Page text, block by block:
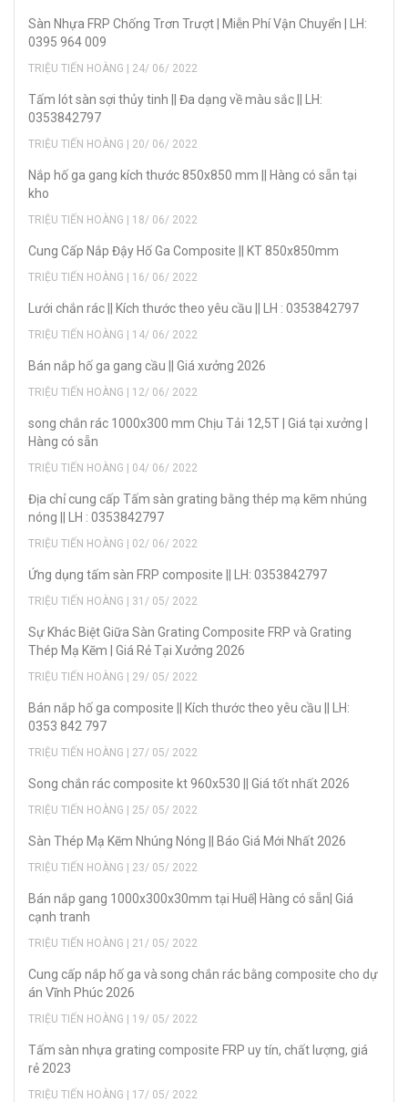
Sàn Nhựa FRP Chống Trơn Trượt | Miễn Phí Vận Chuyển | LH:
0395 964 009
TRIỆU TIẾN HOÀNG | 24/ 06/ 2022
Tấm lót sàn sợi thủy tinh || Đa dạng về màu sắc || LH:
0353842797
TRIỆU TIẾN HOÀNG | 20/ 06/ 2022
Nắp hố ga gang kích thước 850x850 mm || Hàng có sẵn tại
kho
TRIỆU TIẾN HOÀNG | 18/ 06/ 2022
Cung Cấp Nắp Đậy Hố Ga Composite || KT 850x850mm
TRIỆU TIẾN HOÀNG | 16/ 06/ 2022
Lưới chắn rác || Kích thước theo yêu cầu || LH : 0353842797
TRIỆU TIẾN HOÀNG | 14/ 06/ 2022
Bán nắp hố ga gang cầu || Giá xưởng 2026
TRIỆU TIẾN HOÀNG | 12/ 06/ 2022
song chắn rác 1000x300 mm Chịu Tải 12,5T | Giá tại xưởng |
Hàng có sẵn
TRIỆU TIẾN HOÀNG | 04/ 06/ 2022
Địa chỉ cung cấp Tấm sàn grating bằng thép mạ kẽm nhúng
nóng || LH : 0353842797
TRIỆU TIẾN HOÀNG | 02/ 06/ 2022
Ứng dụng tấm sàn FRP composite || LH: 0353842797
TRIỆU TIẾN HOÀNG | 31/ 05/ 2022
Sự Khác Biệt Giữa Sàn Grating Composite FRP và Grating
Thép Mạ Kẽm | Giá Rẻ Tại Xưởng 2026
TRIỆU TIẾN HOÀNG | 29/ 05/ 2022
Bán nắp hố ga composite || Kích thước theo yêu cầu || LH:
0353 842 797
TRIỆU TIẾN HOÀNG | 27/ 05/ 2022
Song chắn rác composite kt 960x530 || Giá tốt nhất 2026
TRIỆU TIẾN HOÀNG | 25/ 05/ 2022
Sàn Thép Mạ Kẽm Nhúng Nóng || Báo Giá Mới Nhất 2026
TRIỆU TIẾN HOÀNG | 23/ 05/ 2022
Bán nắp gang 1000x300x30mm tại Huế| Hàng có sẵn| Giá
cạnh tranh
TRIỆU TIẾN HOÀNG | 21/ 05/ 2022
Cung cấp nắp hố ga và song chắn rác bằng composite cho dự
án Vĩnh Phúc 2026
TRIỆU TIẾN HOÀNG | 19/ 05/ 2022
Tấm sàn nhựa grating composite FRP uy tín, chất lượng, giá
rẻ 2023
TRIỆU TIẾN HOÀNG | 17/ 05/ 2022